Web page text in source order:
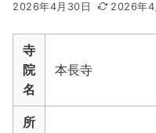
2026年4月30日 2026年4
寺
院
名
本長寺
所